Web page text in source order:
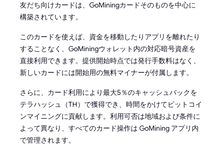
友だち向けカードは、GoMiningカードそのものを中心に
構築されています。
このカードを使えば、資金を移動したりアプリを離れたり
することなく、GoMiningウォレット内の対応暗号資産を
直接利用できます。提供開始時点では発行手数料はなく、
新しいカードには開始用の無料マイナーが付属します。
さらに、カード利用により最大5％のキャッシュバックを
テラハッシュ（TH）で獲得でき、時間をかけてビットコイ
ンマイニングに貢献します。利用可否は地域および条件に
よって異なり、すべてのカード操作は GoMining アプリ内
で管理されます。